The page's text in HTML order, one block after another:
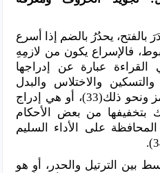
يحدُرُ بالضم إذا أسرع
فالإسراع يكون من لازمِهِ
عبارة عن إدراجها
والاختلاس والبدل
والإدغام الكبير وتخفيف الهمز ونحو ذلك(33)، أو هي إدراج
بتخفيفها من بعض الأحكام
على الأداء السليم
بين الترتيل والحدر، أو هو